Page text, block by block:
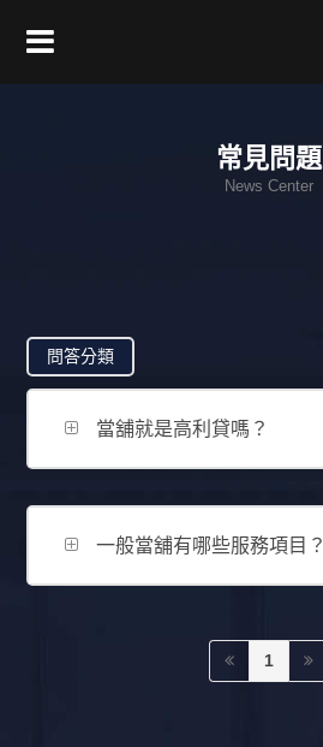
常見問題
News Center
問答分類
當舖就是高利貸嗎？
一般當舖有哪些服務項目？
1